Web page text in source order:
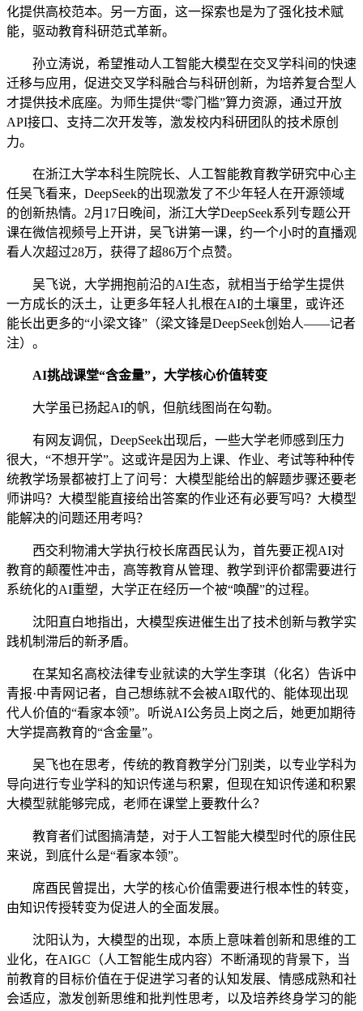
化提供高校范本。另一方面，这一探索也是为了强化技术赋
能，驱动教育科研范式革新。
孙立涛说，希望推动人工智能大模型在交叉学科间的快速
迁移与应用，促进交叉学科融合与科研创新，为培养复合型人
才提供技术底座。为师生提供“零门槛”算力资源，通过开放
API接口、支持二次开发等，激发校内科研团队的技术原创
力。
在浙江大学本科生院院长、人工智能教育教学研究中心主
任吴飞看来，DeepSeek的出现激发了不少年轻人在开源领域
的创新热情。2月17日晚间，浙江大学DeepSeek系列专题公开
课在微信视频号上开讲，吴飞讲第一课，约一个小时的直播观
看人次超过28万，获得了超86万个点赞。
吴飞说，大学拥抱前沿的AI生态，就相当于给学生提供
一方成长的沃土，让更多年轻人扎根在AI的土壤里，或许还
能长出更多的“小梁文锋”（梁文锋是DeepSeek创始人——记者
注）。
AI挑战课堂“含金量”，大学核心价值转变
大学虽已扬起AI的帆，但航线图尚在勾勒。
有网友调侃，DeepSeek出现后，一些大学老师感到压力
很大，“不想开学”。这或许是因为上课、作业、考试等种种传
统教学场景都被打上了问号：大模型能给出的解题步骤还要老
师讲吗？大模型能直接给出答案的作业还有必要写吗？大模型
能解决的问题还用考吗？
西交利物浦大学执行校长席酉民认为，首先要正视AI对
教育的颠覆性冲击，高等教育从管理、教学到评价都需要进行
系统化的AI重塑，大学正在经历一个被“唤醒”的过程。
沈阳直白地指出，大模型疾进催生出了技术创新与教学实
践机制滞后的新矛盾。
在某知名高校法律专业就读的大学生李琪（化名）告诉中
青报·中青网记者，自己想练就不会被AI取代的、能体现出现
代人价值的“看家本领”。听说AI公务员上岗之后，她更加期待
大学提高教育的“含金量”。
吴飞也在思考，传统的教育教学分门别类，以专业学科为
导向进行专业学科的知识传递与积累，但现在知识传递和积累
大模型就能够完成，老师在课堂上要教什么？
教育者们试图搞清楚，对于人工智能大模型时代的原住民
来说，到底什么是“看家本领”。
席酉民曾提出，大学的核心价值需要进行根本性的转变，
由知识传授转变为促进人的全面发展。
沈阳认为，大模型的出现，本质上意味着创新和思维的工
业化，在AIGC（人工智能生成内容）不断涌现的背景下，当
前教育的目标价值在于促进学习者的认知发展、情感成熟和社
会适应，激发创新思维和批判性思考，以及培养终身学习的能